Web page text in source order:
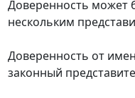
Доверенность может
нескольким
Доверенность от
законный